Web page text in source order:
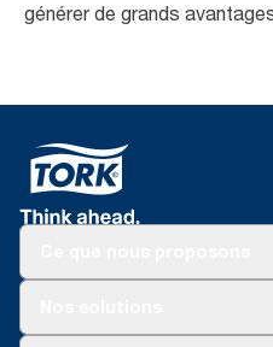
générer de grands